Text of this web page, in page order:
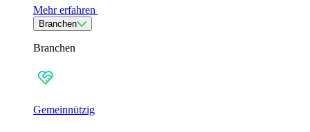
Mehr erfahren
Branchen
Branchen
Gemeinnützig